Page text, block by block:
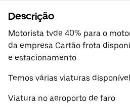
Descrição
Motorista tvde 40% para o
da empresa Cartão frota
e estacionamento
Temos várias viaturas disponível
Viatura no aeroporto de faro